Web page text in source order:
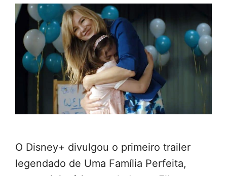
O Disney+ divulgou o primeiro trailer
legendado de Uma Família Perfeita,